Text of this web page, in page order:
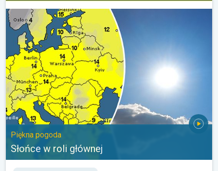
Słońce w roli głównej. Piękna pogoda. . .
Piękna pogoda
Słońce w roli głównej